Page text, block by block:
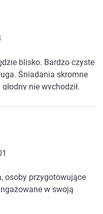
blisko. Bardzo czyste
Śniadania skromne
nie wychodził.
osoby przygotowujące
w swoją